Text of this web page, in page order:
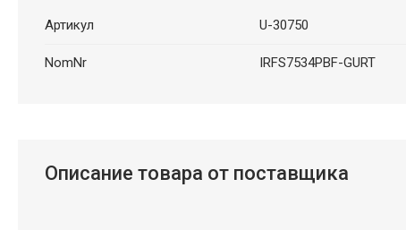
Артикул U-30750
NomNr IRFS7534PBF-GURT
Описание товара от поставщика